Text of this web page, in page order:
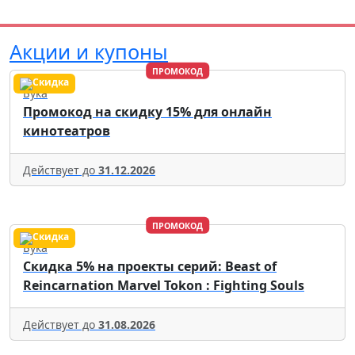
Акции и купоны
ПРОМОКОД
Бука
Промокод на скидку 15% для онлайн
кинотеатров
Действует до 31.12.2026
ПРОМОКОД
Бука
Скидка 5% на проекты серий: Beast of
Reincarnation Marvel Tokon : Fighting Souls
Действует до 31.08.2026